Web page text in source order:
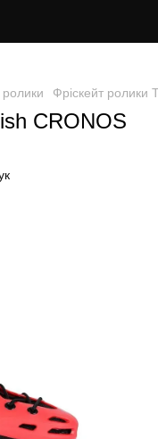
ролики Фріскейт ролики
CRONOS